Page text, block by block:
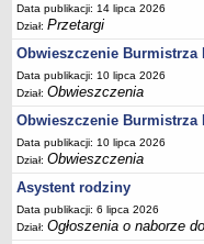
Zagospodarowanie
Programy i inne
Taryfy dla zbiorowego
odprowadzania ścieków
Raport o stanie gminy
Zabytki gminne
PRZESTRZENNEGO
Zagospodarowanie
0_Studium
Data publikacji: 14 lipca 2026
Dział:Przetargi
Obwieszczenie Burmistrza
Data publikacji: 10 lipca 2026
Dział:Obwieszczenia
Obwieszczenie Burmistrza
Data publikacji: 10 lipca 2026
Dział:Obwieszczenia
Asystent rodziny
Data publikacji: 6 lipca 2026
Dział:Ogłoszenia o naborze